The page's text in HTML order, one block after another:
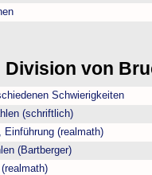
Division von
Schwierigkeiten
(schriftlich)
Einführung (realmath)
(Bartberger)